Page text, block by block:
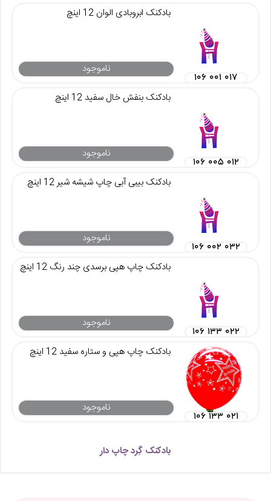
بادکنک ابروبادی الوان 12 اینچ
ناموجود
۱۰۶ ۰۰۱ ۰۱۷
بادکنک بنفش خال سفید 12 اینچ
ناموجود
۱۰۶ ۰۰۵ ۰۱۲
بادکنک بیبی آبی چاپ شیشه شیر 12 اینچ
ناموجود
۱۰۶ ۰۰۲ ۰۳۲
بادکنک چاپ هپی برسدی چند رنگ 12 اینچ
ناموجود
۱۰۶ ۱۳۳ ۰۲۲
بادکنک چاپ هپی و ستاره سفید 12 اینچ
ناموجود
۱۰۶ ۱۳۳ ۰۲۱
بادکنک گِرد چاپ دار